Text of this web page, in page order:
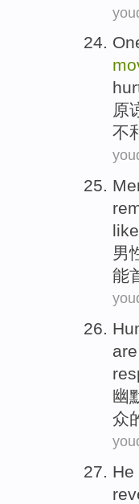
原
不
男
能
幽
众
He